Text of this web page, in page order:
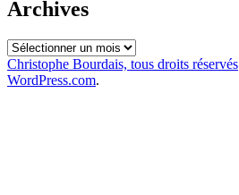
Archives
Archives
Christophe Bourdais, tous droits réservés
WordPress.com.